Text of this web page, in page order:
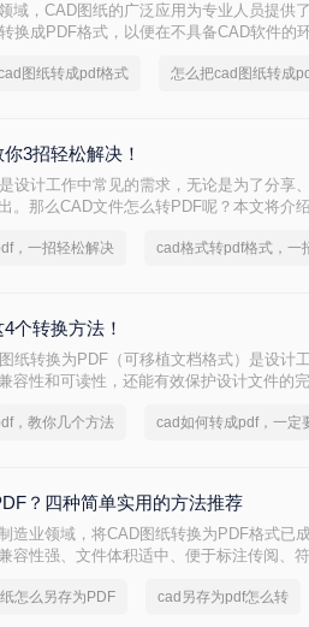
域，CAD图纸的广泛应用为专业人员提供
换成PDF格式，以便在不具备CAD软件的
呢？本文将介绍四种将CAD图纸转换成
图纸转成pdf格式 怎么把cad图纸转成
3招轻松解决！
设计工作中常见的需求，无论是为了分享
。那么CAD文件怎么转PDF呢？本文将介
，一招轻松解决
个转换方法！
纸转换为PDF（可移植文档格式）是设计
容性和可读性，还能有效保护设计文件的
，教你几个方法 cad如何转成pdf，一定
？四种简单实用的方法推荐
造业领域，将CAD图纸转换为PDF格式已
容性强、文件体积适中、便于标注传阅、
怎么另存为PDF cad另存为pdf怎么转